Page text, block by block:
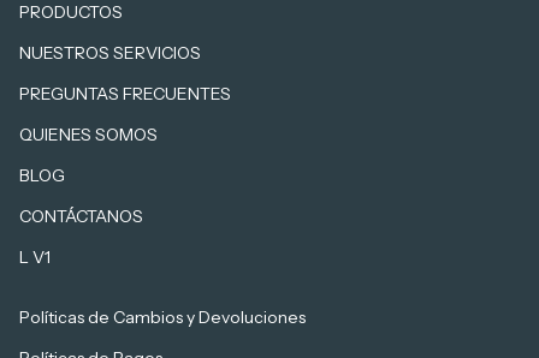
PRODUCTOS
NUESTROS SERVICIOS
PREGUNTAS FRECUENTES
QUIENES SOMOS
BLOG
CONTÁCTANOS
L V1
Políticas de Cambios y Devoluciones